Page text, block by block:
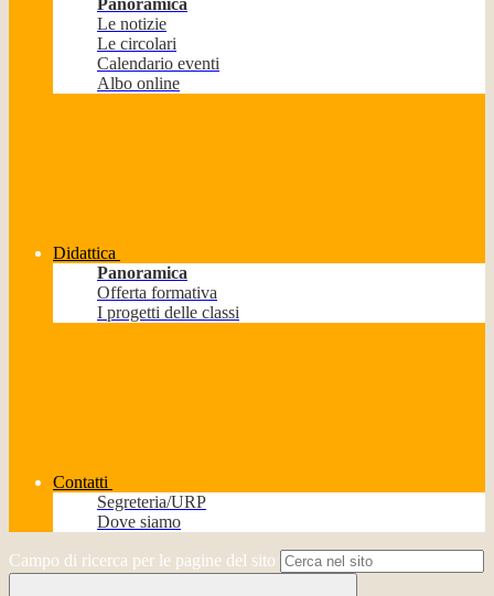
Panoramica
Le notizie
Le circolari
Calendario eventi
Albo online
Didattica
Panoramica
Offerta formativa
I progetti delle classi
Contatti
Segreteria/URP
Dove siamo
Campo di ricerca per le pagine del sito